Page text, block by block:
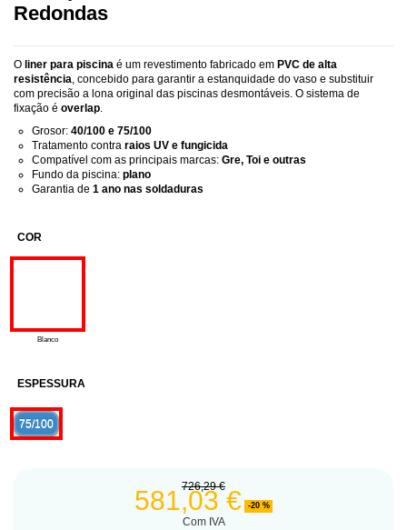
Redondas
O liner para piscina é um revestimento fabricado em PVC de alta
resistência , concebido para garantir a estanquidade do vaso e substituir
com precisão a lona original das piscinas desmontáveis. O sistema de
fixação é overlap
Grosor: 40/100 e 75/100
Tratamento contra raios UV e fungicida
Compatível com as principais marcas: Gre, Toi e outras
Fundo da piscina: plano
Garantia de 1 ano nas soldaduras
COR
Blanco
ESPESSURA
75/100
726,29 €
581,03 € -20 %
Com IVA